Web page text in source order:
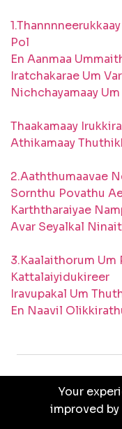
Pol
En Aanmaa
Iratchakarae Um
Nichchayamaay
Thaakamaay
Athikamaay
2.Aaththumaavae
Sornthu Povathu
Karththaraiyae
Avar Seyalkal
3.Kaalaithorum Um
Kattalaiyidukireer
Iravupakal Um
En Naavil
PRIVACY
Your
improved